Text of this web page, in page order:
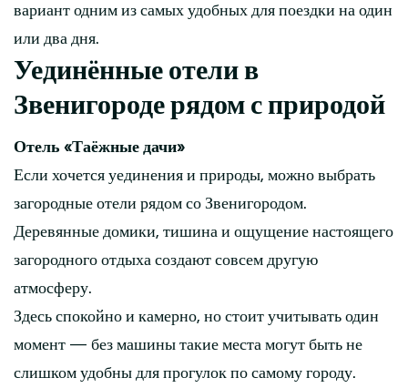
вариант одним из самых удобных для поездки на один
или два дня.
Уединённые отели в
Звенигороде рядом с природой
Отель «Таёжные дачи»
Если хочется уединения и природы, можно выбрать
загородные отели рядом со Звенигородом.
Деревянные домики, тишина и ощущение настоящего
загородного отдыха создают совсем другую
атмосферу.
Здесь спокойно и камерно, но стоит учитывать один
момент — без машины такие места могут быть не
слишком удобны для прогулок по самому городу.